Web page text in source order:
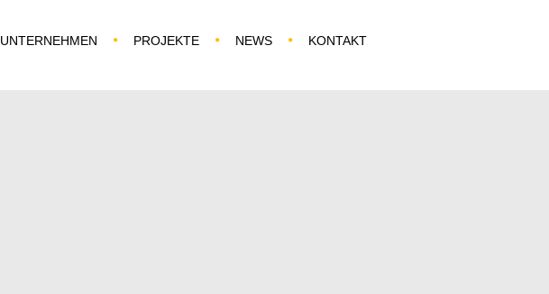
UNTERNEHMEN PROJEKTE NEWS KONTAKT